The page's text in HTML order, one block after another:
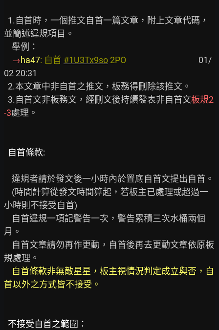
並簡述違規項目。
→ha47: 自首 #1U3Tx9so 2PO 01/
02 20:31
  3.自首文非板務文，經刪文後持續發表非自首文
板規2
-3處理。
自首條款:
小時則不接受自首)
月。
規處理。
自首條款非無敵星星，板主視情況判定成立與否，自
首以外之方式皆不接受。
不接受自首之範圍：